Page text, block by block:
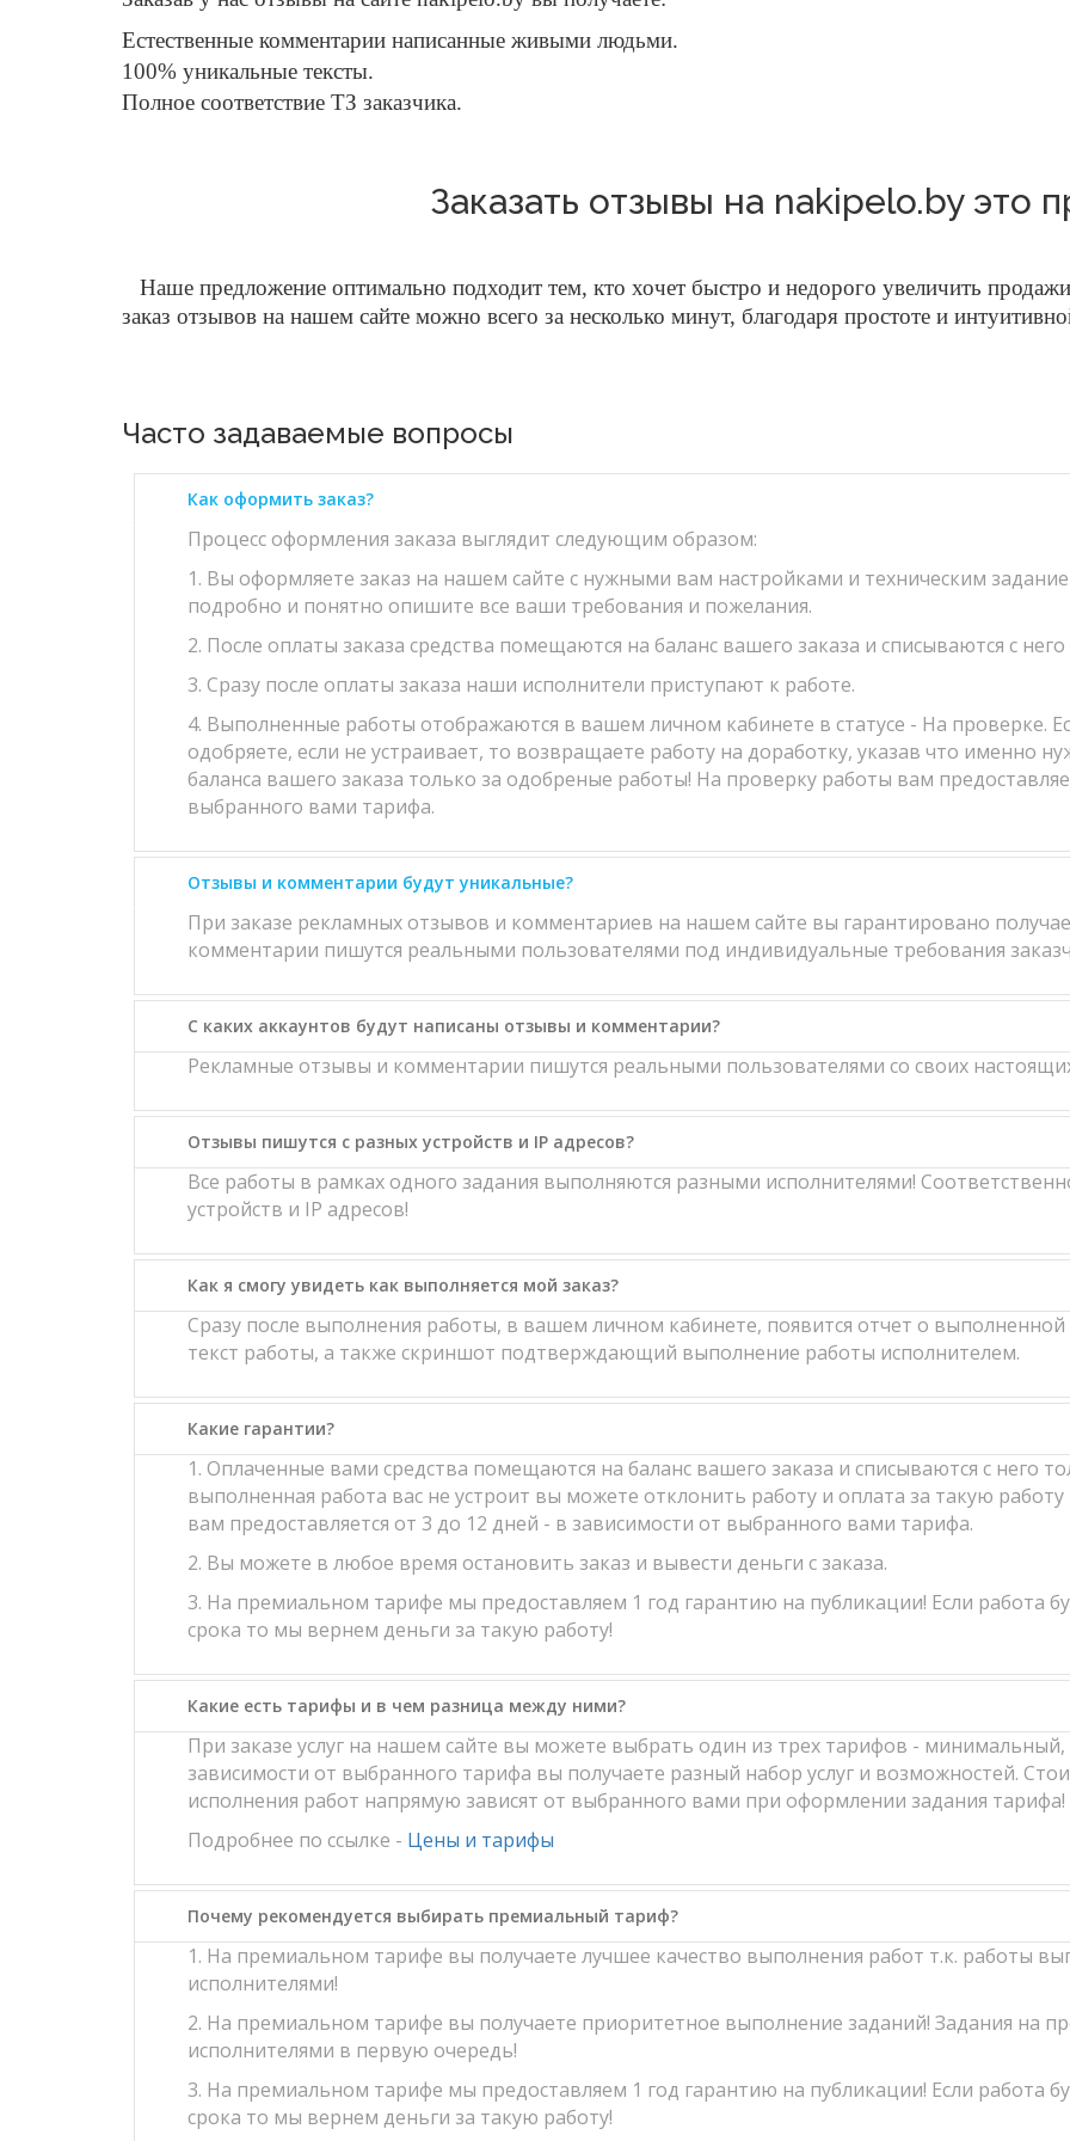
Естественные комментарии написанные живыми людьми.
100% уникальные тексты.
Полное соответствие ТЗ заказчика.
Заказать отзывы на nakipelo.by это
Наше предложение оптимально подходит тем, кто хочет быстро и недорого увеличить
заказ отзывов на нашем сайте можно всего за несколько минут, благодаря простоте и
Часто задаваемые вопросы
Как оформить заказ?
Процесс оформления заказа выглядит следующим образом:
1. Вы оформляете заказ на нашем сайте с нужными вам настройками и техническим
подробно и понятно опишите все ваши требования и пожелания.
2. После оплаты заказа средства помещаются на баланс вашего заказа и списываются с
3. Сразу после оплаты заказа наши исполнители приступают к работе.
4. Выполненные работы отображаются в вашем личном кабинете в статусе - На проверке.
одобряете, если не устраивает, то возвращаете работу на доработку, указав что именно
баланса вашего заказа только за одобреные работы! На проверку работы вам
выбранного вами тарифа.
Отзывы и комментарии будут уникальные?
При заказе рекламных отзывов и комментариев на нашем сайте вы гарантировано
комментарии пишутся реальными пользователями под индивидуальные требования
С каких аккаунтов будут написаны отзывы и комментарии?
Рекламные отзывы и комментарии пишутся реальными пользователями со своих
Отзывы пишутся с разных устройств и IP адресов?
Все работы в рамках одного задания выполняются разными исполнителями!
устройств и IP адресов!
Как я смогу увидеть как выполняется мой заказ?
Сразу после выполнения работы, в вашем личном кабинете, появится отчет о
текст работы, а также скриншот подтверждающий выполнение работы исполнителем.
Какие гарантии?
1. Оплаченные вами средства помещаются на баланс вашего заказа и списываются с него
выполненная работа вас не устроит вы можете отклонить работу и оплата за такую
вам предоставляется от 3 до 12 дней - в зависимости от выбранного вами тарифа.
2. Вы можете в любое время остановить заказ и вывести деньги с заказа.
3. На премиальном тарифе мы предоставляем 1 год гарантию на публикации! Если работа
срока то мы вернем деньги за такую работу!
Какие есть тарифы и в чем разница между ними?
При заказе услуг на нашем сайте вы можете выбрать один из трех тарифов -
зависимости от выбранного тарифа вы получаете разный набор услуг и возможностей.
исполнения работ напрямую зависят от выбранного вами при оформлении задания тарифа!
Подробнее по ссылке - Цены и тарифы
Почему рекомендуется выбирать премиальный тариф?
1. На премиальном тарифе вы получаете лучшее качество выполнения работ т.к. работы
исполнителями!
2. На премиальном тарифе вы получаете приоритетное выполнение заданий! Задания на
исполнителями в первую очередь!
3. На премиальном тарифе мы предоставляем 1 год гарантию на публикации! Если работа
срока то мы вернем деньги за такую работу!